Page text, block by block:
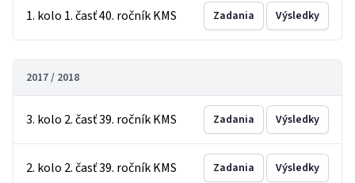
1. kolo 1. časť 40. ročník KMS Zadania Výsledky
2017 / 2018
3. kolo 2. časť 39. ročník KMS Zadania Výsledky
2. kolo 2. časť 39. ročník KMS Zadania Výsledky